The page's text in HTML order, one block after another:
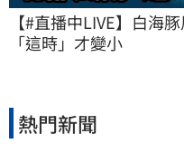
【#直播中LIVE】白海
「這時」才變小
熱門新聞